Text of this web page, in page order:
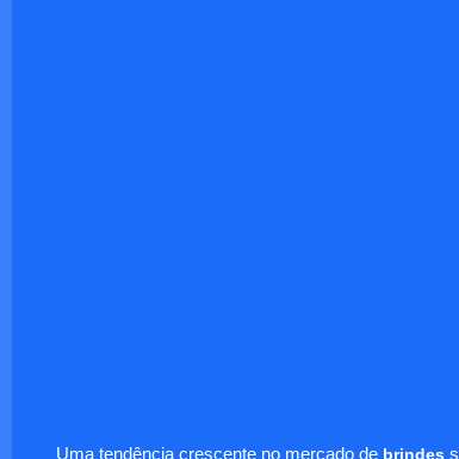
Uma tendência crescente no mercado de brindes